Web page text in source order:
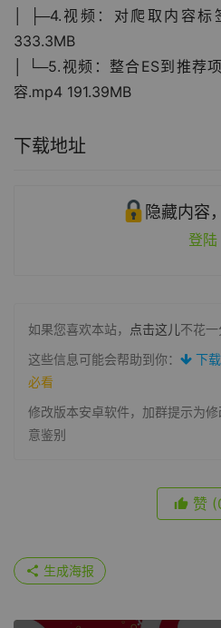
│ ├─4.视频：对爬取内容
333.3MB
│ └─5.视频：整合ES到推荐
容.mp4 191.39MB
下载地址
隐藏内容
登陆
如果您喜欢本站， 点击这儿不花
这些信息可能会帮助到你：
下
必看
修改版本安卓软件，加群提示为修
意鉴别
赞
生成海报